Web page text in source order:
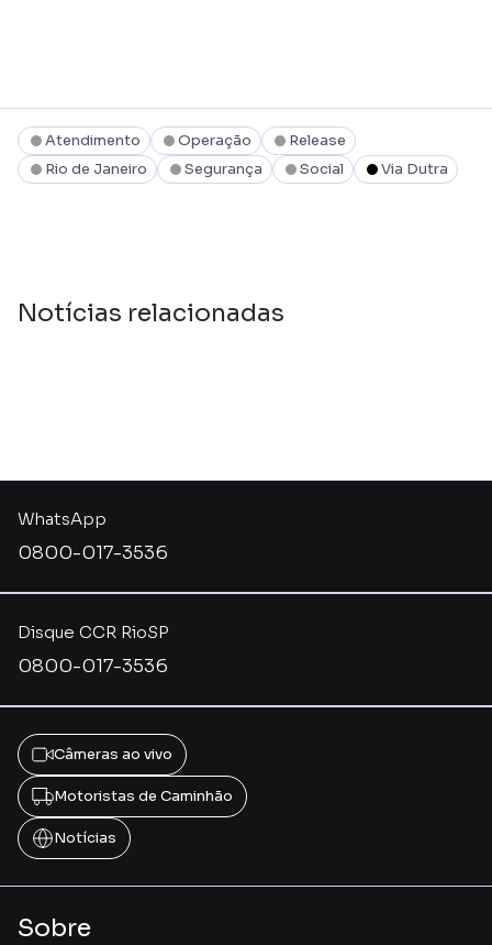
Atendimento Operação
Release
Rio de Janeiro
Segurança Social Via Dutra
Notícias relacionadas
Disque CCR RioSP
0800-017-3536
WhatsApp
0800-017-3536
Câmeras ao vivo
Motoristas de Caminhão
Notícias
Sobre